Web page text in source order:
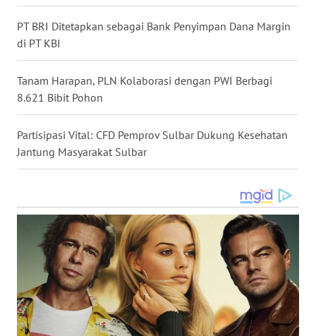
PT BRI Ditetapkan sebagai Bank Penyimpan Dana Margin
di PT KBI
Tanam Harapan, PLN Kolaborasi dengan PWI Berbagi
8.621 Bibit Pohon
Partisipasi Vital: CFD Pemprov Sulbar Dukung Kesehatan
Jantung Masyarakat Sulbar
DAIRI
WN
DANAU
TOBA
WN
WN
TAPANULI
SELATAN
WN
TANJUNG
LESUNG